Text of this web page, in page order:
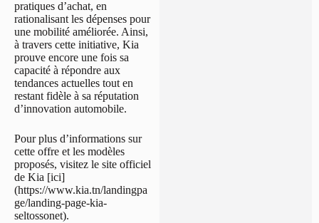
pratiques d’achat, en
rationalisant les dépenses pour
une mobilité améliorée. Ainsi,
à travers cette initiative, Kia
prouve encore une fois sa
capacité à répondre aux
tendances actuelles tout en
restant fidèle à sa réputation
d’innovation automobile.
Pour plus d’informations sur
cette offre et les modèles
proposés, visitez le site officiel
de Kia [ici]
(https://www.kia.tn/landingpa
ge/landing-page-kia-
seltossonet).